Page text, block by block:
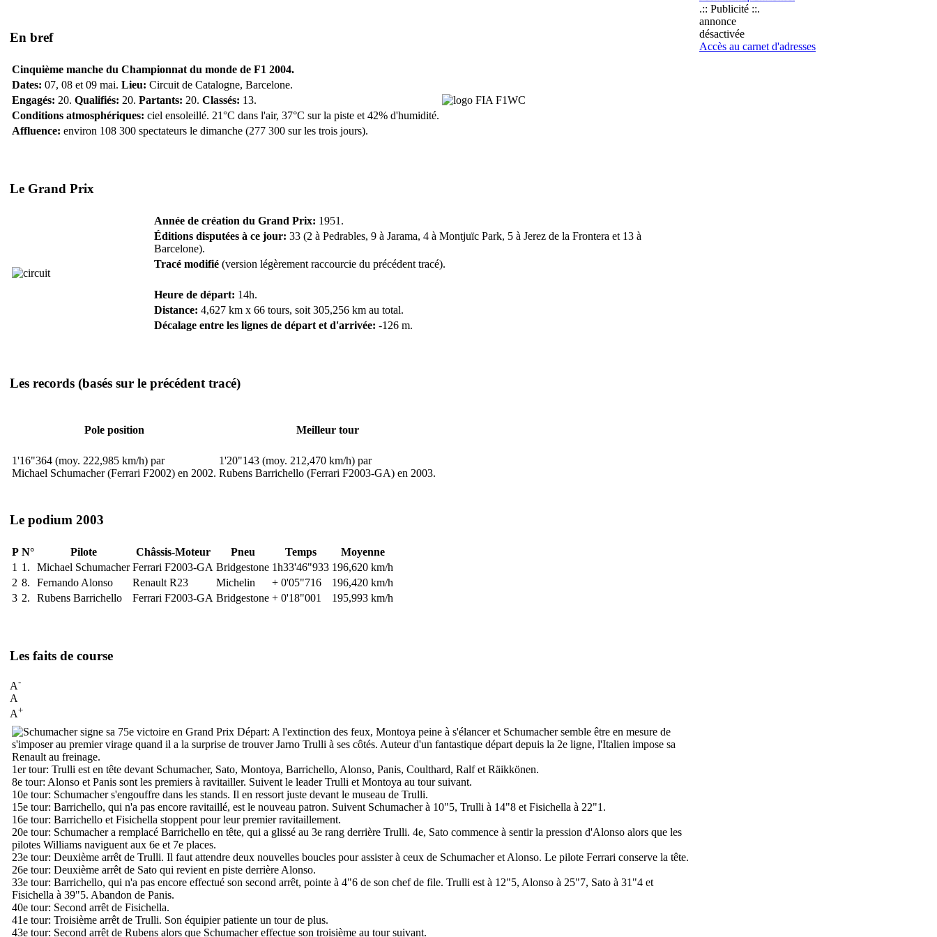
En bref
Cinquième manche du Championnat du monde de F1 2004.
Dates: 07, 08 et 09 mai. Lieu: Circuit de Catalogne, Barcelone.
Engagés: 20. Qualifiés: 20. Partants: 20. Classés: 13.
Conditions atmosphériques: ciel ensoleillé. 21°C dans l'air, 37°C sur la piste et 42% d'humidité.
Affluence: environ 108 300 spectateurs le dimanche (277 300 sur les trois jours).
Le Grand Prix
Année de création du Grand Prix: 1951.
Éditions disputées à ce jour: 33 (2 à Pedrables, 9 à Jarama, 4 à Montjuïc Park, 5 à Jerez de la Frontera et 13 à
Barcelone).
Tracé modifié (version légèrement raccourcie du précédent tracé).
Heure de départ: 14h.
Distance: 4,627 km x 66 tours, soit 305,256 km au total.
Décalage entre les lignes de départ et d'arrivée: -126 m.
Les records (basés sur le précédent tracé)
Pole position Meilleur tour
1'16"364 (moy. 222,985 km/h) par
Michael Schumacher (Ferrari F2002) en 2002.
1'20"143 (moy. 212,470 km/h) par
Rubens Barrichello (Ferrari F2003-GA) en 2003.
Le podium 2003
P N° Pilote Châssis-Moteur Pneu Temps
Moyenne
1 1. Michael Schumacher Ferrari F2003-GA Bridgestone 1h33'46"933 196,620 km/h
2 8. Fernando Alonso Renault R23 Michelin + 0'05"716
196,420 km/h
3 2. Rubens Barrichello Ferrari F2003-GA Bridgestone + 0'18"001 195,993 km/h
Les faits de course
A-
A
A+
Départ: A l'extinction des feux, Montoya peine à s'élancer et Schumacher semble être en mesure de
s'imposer au premier virage quand il a la surprise de trouver Jarno Trulli à ses côtés. Auteur d'un fantastique départ depuis la 2e ligne, l'Italien impose sa
Renault au freinage.
1er tour: Trulli est en tête devant Schumacher, Sato, Montoya, Barrichello, Alonso, Panis, Coulthard, Ralf et Räikkönen.
8e tour: Alonso et Panis sont les premiers à ravitailler. Suivent le leader Trulli et Montoya au tour suivant.
10e tour: Schumacher s'engouffre dans les stands. Il en ressort juste devant le museau de Trulli.
15e tour: Barrichello, qui n'a pas encore ravitaillé, est le nouveau patron. Suivent Schumacher à 10"5, Trulli à 14"8 et Fisichella à 22"1.
16e tour: Barrichello et Fisichella stoppent pour leur premier ravitaillement.
20e tour: Schumacher a remplacé Barrichello en tête, qui a glissé au 3e rang derrière Trulli. 4e, Sato commence à sentir la pression d'Alonso alors que les
pilotes Williams naviguent aux 6e et 7e places.
23e tour: Deuxième arrêt de Trulli. Il faut attendre deux nouvelles boucles pour assister à ceux de Schumacher et Alonso. Le pilote Ferrari conserve la tête.
26e tour: Deuxième arrêt de Sato qui revient en piste derrière Alonso.
33e tour: Barrichello, qui n'a pas encore effectué son second arrêt, pointe à 4"6 de son chef de file. Trulli est à 12"5, Alonso à 25"7, Sato à 31"4 et
Fisichella à 39"5. Abandon de Panis.
40e tour: Second arrêt de Fisichella.
41e tour: Troisième arrêt de Trulli. Son équipier patiente un tour de plus.
43e tour: Second arrêt de Rubens alors que Schumacher effectue son troisième au tour suivant.
.:: Publicité ::.
annonce
désactivée
Accès au carnet d'adresses